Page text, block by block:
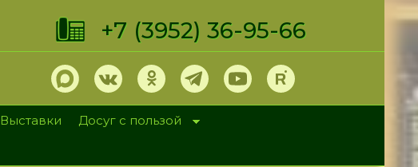
+7 (3952) 36-95-66
Выставки
Досуг с пользой